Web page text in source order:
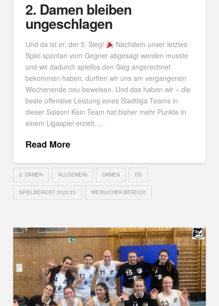
2. Damen bleiben
ungeschlagen
Und da ist er, der 5. Sieg!
Nachdem unser letztes
Spiel spontan vom Gegner abgesagt werden musste
und wir dadurch spiellos den Sieg angerechnet
bekommen haben, durften wir uns am vergangenen
Wochenende neu beweisen. Und das haben wir – die
beste offensive Leistung eines Stadtliga Teams in
dieser Saison! Kein Team hat bisher mehr Punkte in
einem Ligaspiel erzielt. …
Read More
2. DAMEN ALLGEMEIN DAMEN DS
SPIELBERICHT 2022/23 WEIBLICHER BEREICH